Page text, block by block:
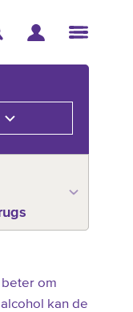
beter om
kan de